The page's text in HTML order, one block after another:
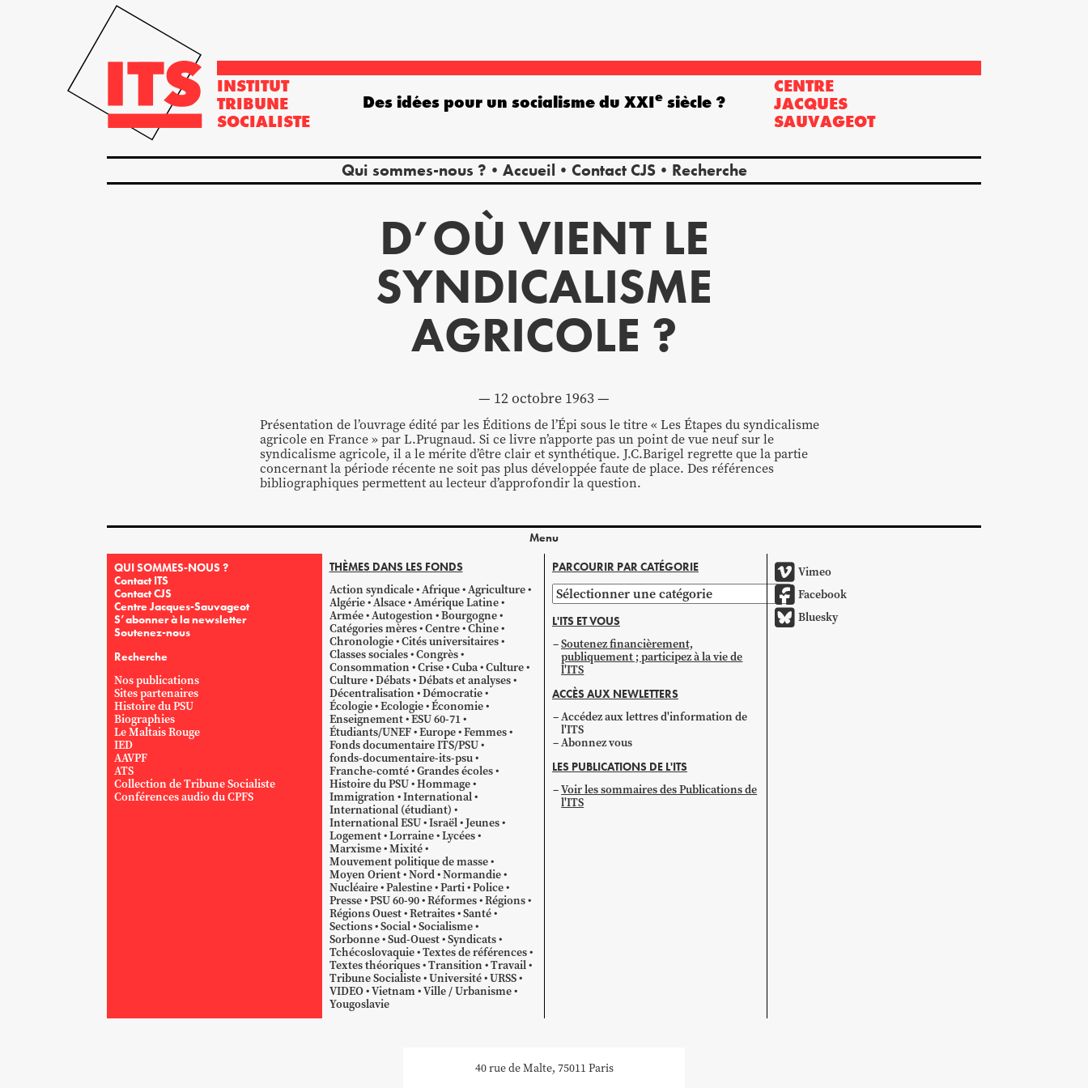
INSTITUT
TRIBUNE
SOCIALISTE
CENTRE
JACQUES
SAUVAGEOT
Qui sommes-nous ? Accueil Contact CJS Recherche
Des idées pour un socialisme du XXIe siècle ?
D’OÙ VIENT LE
SYNDICALISME
AGRICOLE ?
12 octobre 1963
Présentation de l’ouvrage édité par les Éditions de l’Épi sous le titre « Les Étapes du syndicalisme
agricole en France » par L.Prugnaud. Si ce livre n’apporte pas un point de vue neuf sur le
syndicalisme agricole, il a le mérite d’être clair et synthétique. J.C.Barigel regrette que la partie
concernant la période récente ne soit pas plus développée faute de place. Des références
bibliographiques permettent au lecteur d’approfondir la question.
Menu
QUI SOMMES-NOUS ?
Contact ITS
Contact CJS
Centre Jacques-Sauvageot
S’abonner à la newsletter
Soutenez-nous
Recherche
Nos publications
Sites partenaires
Histoire du PSU
Biographies
Le Maltais Rouge
IED
AAVPF
ATS
Collection de Tribune Socialiste
Conférences audio du CPFS
THÈMES DANS LES FONDS
Action syndicale Afrique Agriculture
Algérie Alsace Amérique Latine
Armée Autogestion Bourgogne
Catégories mères Centre Chine
Chronologie Cités universitaires
Classes sociales Congrès
Consommation Crise Cuba Culture
Culture Débats Débats et analyses
Décentralisation Démocratie
Écologie Ecologie Économie
Enseignement ESU 60-71
Étudiants/UNEF Europe Femmes
Fonds documentaire ITS/PSU
fonds-documentaire-its-psu
Franche-comté Grandes écoles
Histoire du PSU Hommage
Immigration International
International (étudiant)
International ESU Israël Jeunes
Logement Lorraine Lycées
Marxisme Mixité
Mouvement politique de masse
Moyen Orient Nord Normandie
Nucléaire Palestine Parti Police
Presse PSU 60-90 Réformes Régions
Régions Ouest Retraites Santé
Sections Social Socialisme
Sorbonne Sud-Ouest Syndicats
Tchécoslovaquie Textes de références
Textes théoriques Transition Travail
Tribune Socialiste Université URSS
VIDEO Vietnam Ville / Urbanisme
Yougoslavie
PARCOURIR PAR CATÉGORIE
Parcourir
par
catégorie
L'ITS ET VOUS
Soutenez financièrement,
publiquement ; participez à la vie de
l'ITS
ACCÈS AUX NEWLETTERS
Accédez aux lettres d'information de
l'ITS
Abonnez vous
LES PUBLICATIONS DE L'ITS
Voir les sommaires des Publications de
l'ITS
Vimeo
Facebook
Bluesky
40 rue de Malte, 75011 Paris